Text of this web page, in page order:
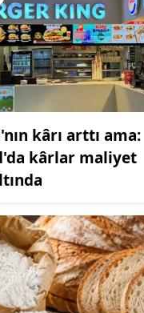
kârı arttı ama:
kârlar maliyet